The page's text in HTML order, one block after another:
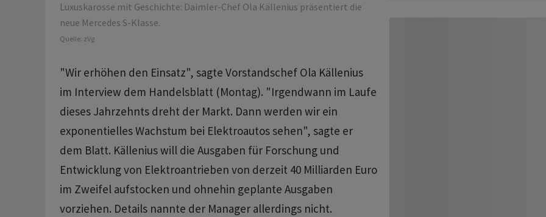
Luxuskarosse mit Geschichte: Daimler-Chef Ola Källenius präsentiert die
neue Mercedes S-Klasse.
Quelle: zVg
"Wir erhöhen den Einsatz", sagte Vorstandschef Ola Källenius
im Interview dem Handelsblatt (Montag). "Irgendwann im Laufe
dieses Jahrzehnts dreht der Markt. Dann werden wir ein
exponentielles Wachstum bei Elektroautos sehen", sagte er
dem Blatt. Källenius will die Ausgaben für Forschung und
Entwicklung von Elektroantrieben von derzeit 40 Milliarden Euro
im Zweifel aufstocken und ohnehin geplante Ausgaben
vorziehen. Details nannte der Manager allerdings nicht.